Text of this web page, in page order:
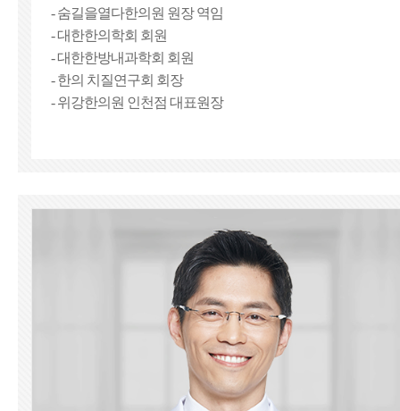
- 숨길을열다한의원 원장 역임
- 대한한의학회 회원
- 대한한방내과학회 회원
- 한의 치질연구회 회장
- 위강한의원 인천점 대표원장